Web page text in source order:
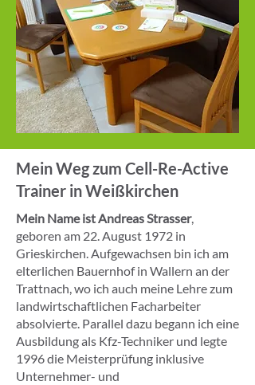
Mein Weg zum Cell-Re-Active
Trainer in Weißkirchen
Mein Name ist Andreas Strasser,
geboren am 22. August 1972 in
Grieskirchen. Aufgewachsen bin ich am
elterlichen Bauernhof in Wallern an der
Trattnach, wo ich auch meine Lehre zum
landwirtschaftlichen Facharbeiter
absolvierte. Parallel dazu begann ich eine
Ausbildung als Kfz-Techniker und legte
1996 die Meisterprüfung inklusive
Unternehmer- und